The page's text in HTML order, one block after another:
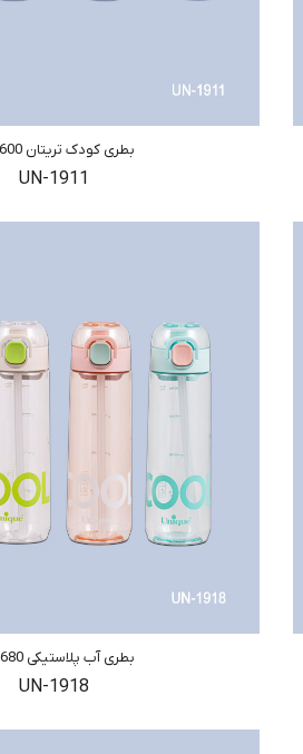
بطری کودک تریتان 600 میل
UN-1911
بطری آب پلاستیکی 680 میل
UN-1918